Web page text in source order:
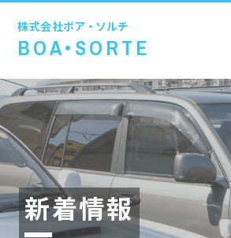
株式会社ボア・ソルチ
BOA•SORTE
新着情報